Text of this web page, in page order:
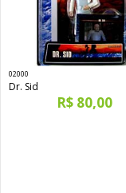
02000
Dr. Sid
R$ 80,00